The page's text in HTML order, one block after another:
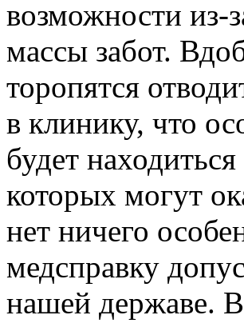
возможности из-
массы забот.
торопятся
в клинику, что
будет
которых могут
нет ничего
медсправку
нашей державе.